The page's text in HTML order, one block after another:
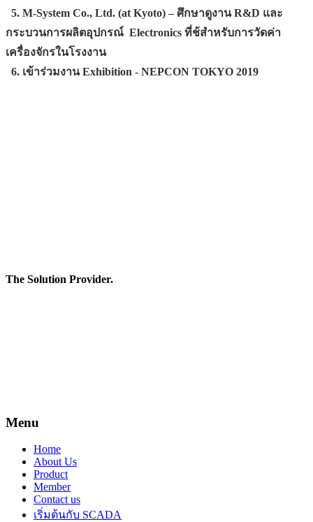
5. M-System Co., Ltd. (at Kyoto) – ศึกษาดูงาน R&D และ
กระบวนการผลิตอุปกรณ์ Electronics ที่ช้สำหรับการวัดค่า
เครื่องจักรในโรงงาน
6. เข้าร่วมงาน Exhibition - NEPCON TOKYO 2019
The Solution Provider.
Menu
Home
About Us
Product
Member
Contact us
เริ่มต้นกับ SCADA